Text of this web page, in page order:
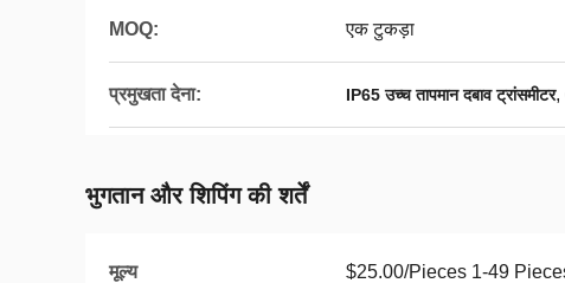
MOQ: एक टुकड़ा
प्रमुखता देना: IP65 उच्च तापमान दबाव ट्रांसमीटर,
भुगतान और शिपिंग की शर्तें
मूल्य $25.00/Pieces 1-49